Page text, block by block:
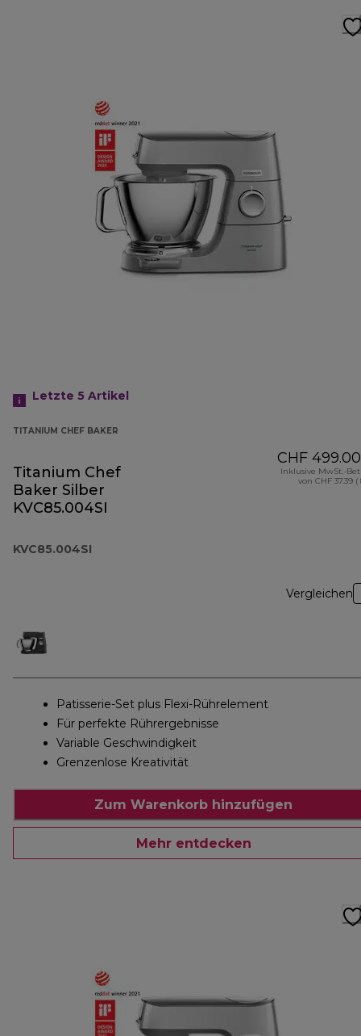
Letzte 5 Artikel
TITANIUM CHEF BAKER
Titanium Chef
Baker Silber
KVC85.004SI
KVC85.004SI
CHF 499.00
Inklusive MwSt.-
von CHF 37.39 (
Vergleichen
Patisserie-Set plus Flexi-Rührelement
Für perfekte Rührergebnisse
Variable Geschwindigkeit
Grenzenlose Kreativität
Zum Warenkorb hinzufügen
Mehr entdecken